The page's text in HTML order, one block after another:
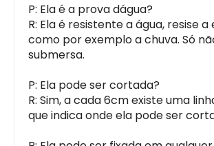
P: Ela é a prova dágua?
R: Ela é resistente a água, resise a
como por exemplo a chuva. Só
submersa.
P: Ela pode ser cortada?
R: Sim, a cada 6cm existe uma
que indica onde ela pode ser